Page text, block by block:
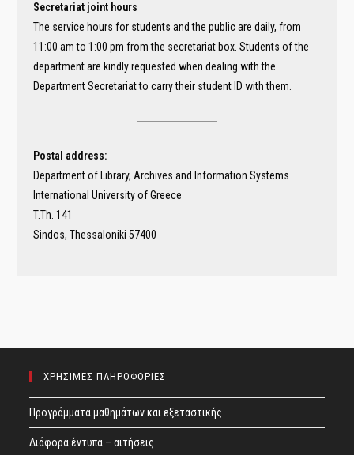
Secretariat joint hours
The service hours for students and the public are daily, from
11:00 am to 1:00 pm from the secretariat box. Students of the
department are kindly requested when dealing with the
Department Secretariat to carry their student ID with them.
Postal address:
Department of Library, Archives and Information Systems
International University of Greece
T.Th. 141
Sindos, Thessaloniki 57400
ΧΡΗΣΙΜΕΣ ΠΛΗΡΟΦΟΡΙΕΣ
Προγράμματα μαθημάτων και εξεταστικής
Διάφορα έντυπα – αιτήσεις